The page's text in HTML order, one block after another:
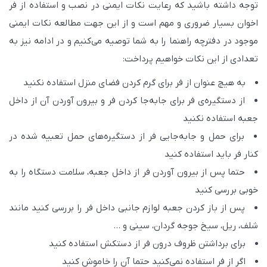
g
s
u
l
l
s
توجه داشته باشید که رعایت نکات ایمنی در نصب و استفاده از فر
اخوان بسیار ضروری و مهم است و از این جهت مطالعه نکات ایمنی
موجود در دفترچه راهنما را به شما توصیه می‌کنیم و در ادامه نیز به
تعدادی از این نکات خواهیم پرداخت:
به هیچ عنوان از فر برای گرم کردن فضای منزل استفاده نکنید
از دستگیره‌ی فر برای جابه‌جا کردن فر و بیرون آوردن آن از داخل
جعبه استفاده نکنید
برای حمل و جابه‌جایی فر از دستگیره‌های حمل تعبیه شده در
کنار فر باید استفاده کنید
حتما پس از بیرون آوردن فر از داخل جعبه، سلامت دستگاه را به
خوبی بررسی کنید
پس از باز کردن جعبه لوازم جانبی داخل فر را بررسی کنید مانند
شلف، ریل، سیخ جوجه گردان، سینی و …
برای برداشتن ظروف درون فر از دستکش استفاده کنید
اگر از فر استفاده نمی‌کنید حتما آن را خاموش کنید